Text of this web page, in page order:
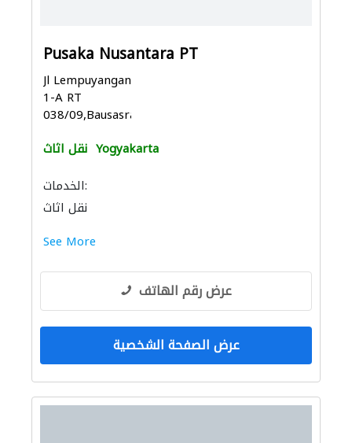
Pusaka Nusantara PT
Jl Lempuyangan
1-A RT
038/09,Bausasran,Danurejan,...
نقل اثاث Yogyakarta
الخدمات:
نقل اثاث
See More
عرض رقم الهاتف
عرض الصفحة الشخصية